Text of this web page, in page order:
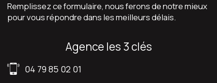
Remplissez ce formulaire, nous ferons de notre mieux
pour vous répondre dans les meilleurs délais.
agence les 3 clés
04 79 85 02 01